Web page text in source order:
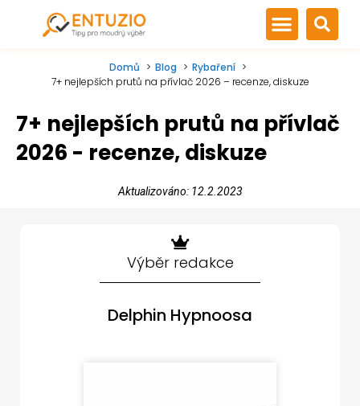
Domů Blog
Rybaření
7+ nejlepších prutů na přívlač 2026 – recenze, diskuze
7+ nejlepších prutů na přívlač
2026 - recenze, diskuze
Aktualizováno: 12.2.2023
Výběr redakce
Delphin Hypnoosa